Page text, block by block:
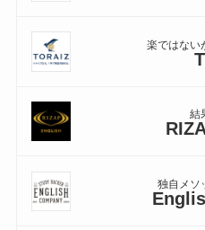
楽ではない
結
独自メソ